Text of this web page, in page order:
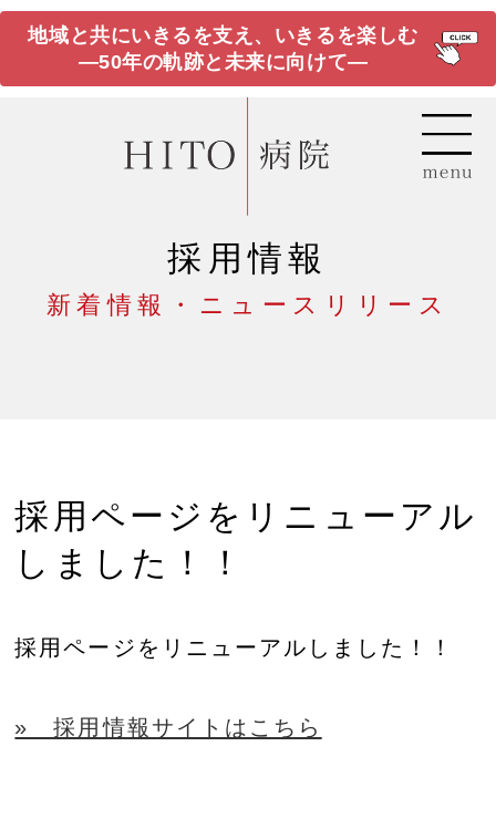
地域と共にいきるを支え、いきるを楽しむ
―50年の軌跡と未来に向けて―
採用情報
新着情報・ニュースリリース
採用ページをリニューアル
しました！！
採用ページをリニューアルしました！！
» 採用情報サイトはこちら